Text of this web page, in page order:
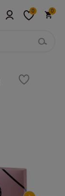
0 0